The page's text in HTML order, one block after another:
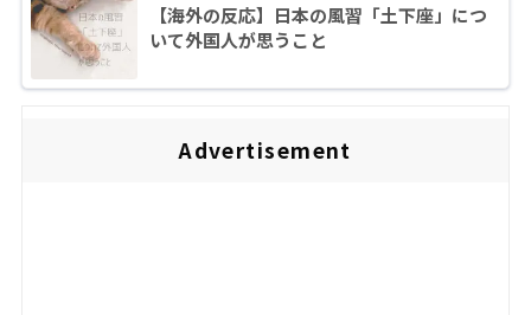
【海外の反応】日本の風習「土下座」につ
いて外国人が思うこと
Advertisement